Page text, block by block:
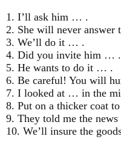
1. I’ll ask him … .
2. She will never
3. We’ll do it … .
4. Did you invite him … .
5. He wants to do it … .
6. Be careful! You will
7. I looked at … in the
8. Put on a thicker coat
9. They told me the
10. We’ll insure the